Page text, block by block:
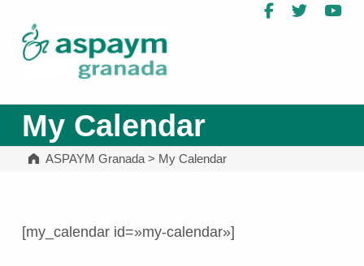
Facebook
Twitter
My Calendar
ASPAYM Granada> My Calendar
[my_calendar id=»my-calendar»]